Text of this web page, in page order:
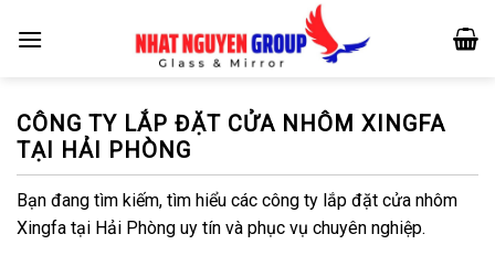
CÔNG TY LẮP ĐẶT CỬA NHÔM XINGFA
TẠI HẢI PHÒNG
Bạn đang tìm kiếm, tìm hiểu các công ty lắp đặt cửa nhôm
Xingfa tại Hải Phòng uy tín và phục vụ chuyên nghiệp.